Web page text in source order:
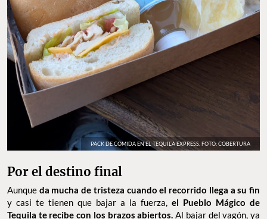
PACK DE COMIDA EN EL TEQUILA EXPRESS. FOTO: COBERTURA
Por el destino final
Aunque da mucha de tristeza cuando el recorrido llega a su fin
y casi te tienen que bajar a la fuerza, el Pueblo Mágico de
Tequila te recibe con los brazos abiertos. Al bajar del vagón, ya